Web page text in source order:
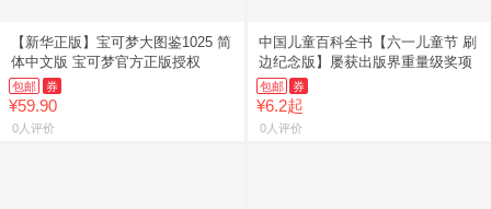
【新华正版】宝可梦大图鉴1025 简
体中文版 宝可梦官方正版授权
包邮 券
¥59.90
0人评价
中国儿童百科全书【六一儿童节 刷
边纪念版】屡获出版界重量级奖项
包邮 券
¥6.2起
0人评价